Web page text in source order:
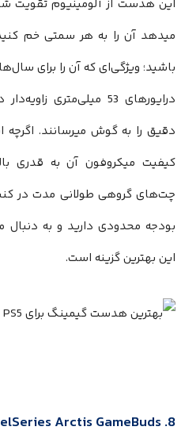
این هدست از آلومینیوم تقویت
میدهد آن را به هر سمتی خم
باشید؛ ویژگی‌ای که آن را برای
دقیق را به گوش میرسانند.
کیفیت میکروفون آن به قدری
بودجه محدودی دارید و به
این بهترین گزینه است.
8. SteelSeries Arctis GameBuds